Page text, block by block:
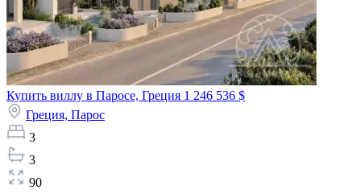
Купить виллу в Паросе, Греция 1 246 536 $
Греция, Парос
3
3
90